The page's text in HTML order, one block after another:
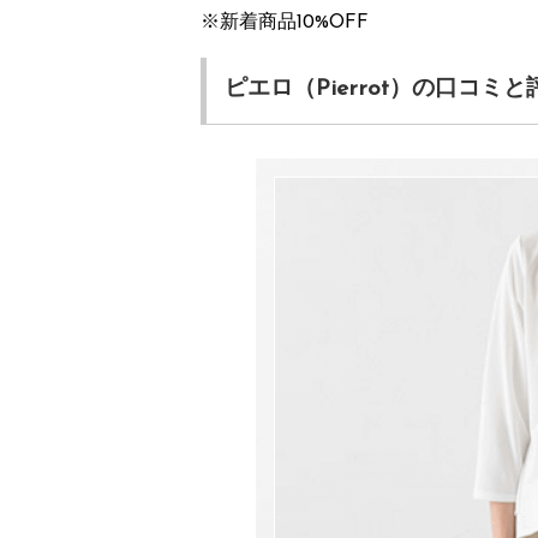
※新着商品10%OFF
ピエロ（Pierrot）の口コミと